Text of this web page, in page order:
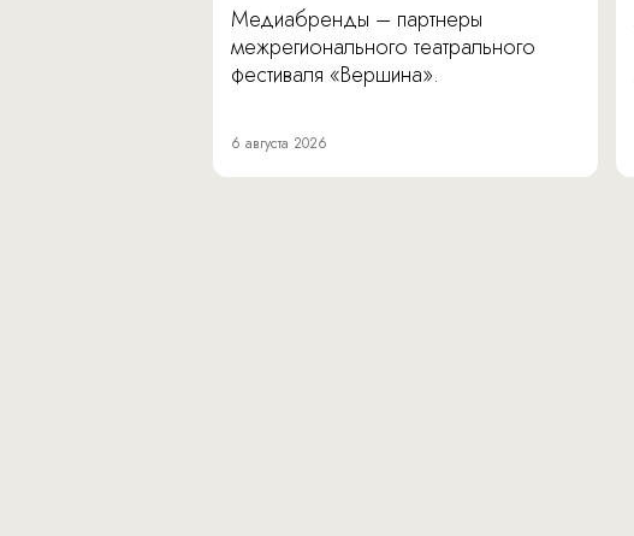
Медиабренды – партнеры
межрегионального театрального
фестиваля «Вершина».
6 августа 2026